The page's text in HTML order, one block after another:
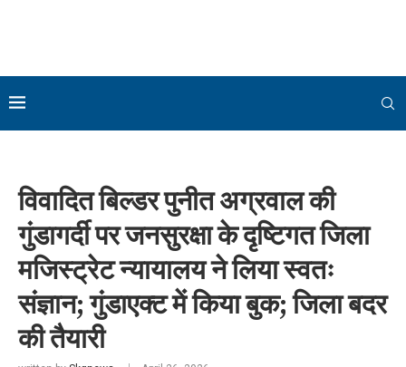
विवादित बिल्डर पुनीत अग्रवाल की
गुंडागर्दी पर जनसुरक्षा के दृष्टिगत जिला
मजिस्ट्रेट न्यायालय ने लिया स्वतः
संज्ञान; गुंडाएक्ट में किया बुक; जिला बदर
की तैयारी